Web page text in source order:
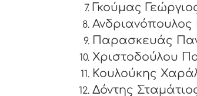
Γκούμας
Παρασκευάς
Κουλούκης
Δόντης